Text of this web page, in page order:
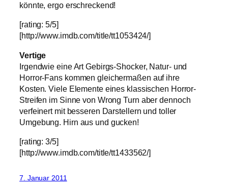
könnte, ergo erschreckend!
[rating: 5/5]
[http://www.imdb.com/title/tt1053424/]
Vertige
Irgendwie eine Art Gebirgs-Shocker, Natur- und
Horror-Fans kommen gleichermaßen auf ihre
Kosten. Viele Elemente eines klassischen Horror-
Streifen im Sinne von Wrong Turn aber dennoch
verfeinert mit besseren Darstellern und toller
Umgebung. Hirn aus und gucken!
[rating: 3/5]
[http://www.imdb.com/title/tt1433562/]
7. Januar 2011